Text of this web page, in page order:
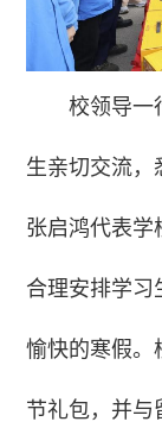
校领导一
生亲切交流，
张启鸿代表学
合理安排学习
愉快的寒假。
节礼包，并与